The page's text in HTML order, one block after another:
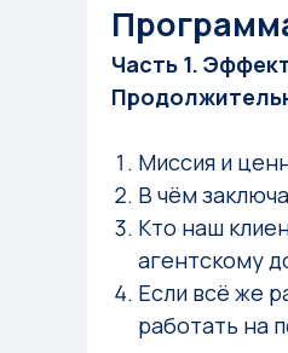
Часть 1.
Миссия и
В чём
Кто наш
агентскому
Если всё же
работать на